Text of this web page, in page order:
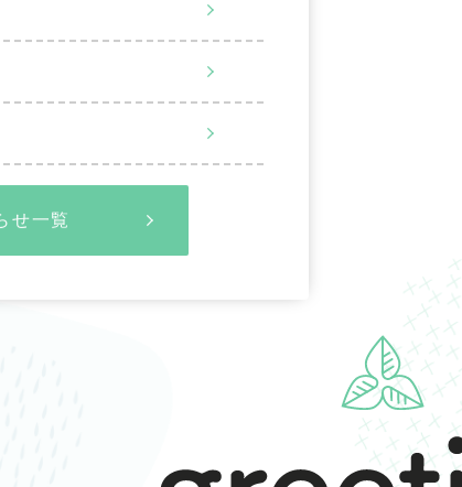
せ一覧